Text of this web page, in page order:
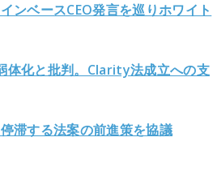
ンベースCEO発言を巡りホワイト
体化と批判。Clarity法成立への支
滞する法案の前進策を協議